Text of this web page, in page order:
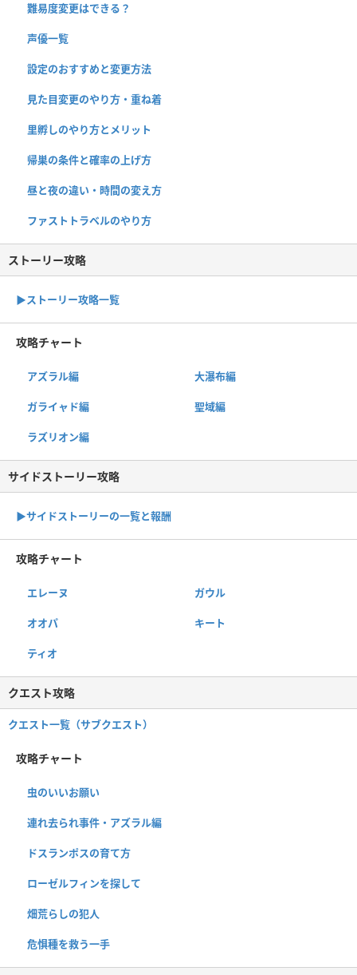
難易度変更はできる？
声優一覧
設定のおすすめと変更方法
見た目変更のやり方・重ね着
里孵しのやり方とメリット
帰巣の条件と確率の上げ方
昼と夜の違い・時間の変え方
ファストトラベルのやり方
ストーリー攻略
▶︎ストーリー攻略一覧
攻略チャート
アズラル編 大瀑布編
ガライャド編 聖域編
ラズリオン編
サイドストーリー攻略
▶サイドストーリーの一覧と報酬
攻略チャート
エレーヌ ガウル
オオパ キート
ティオ
クエスト攻略
クエスト一覧（サブクエスト）
攻略チャート
虫のいいお願い
連れ去られ事件・アズラル編
ドスランポスの育て方
ローゼルフィンを探して
畑荒らしの犯人
危惧種を救う一手